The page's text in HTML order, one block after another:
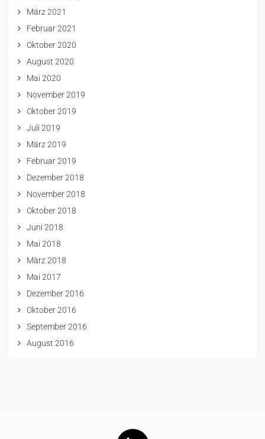
März 2021
Februar 2021
Oktober 2020
August 2020
Mai 2020
November 2019
Oktober 2019
Juli 2019
März 2019
Februar 2019
Dezember 2018
November 2018
Oktober 2018
Juni 2018
Mai 2018
März 2018
Mai 2017
Dezember 2016
Oktober 2016
September 2016
August 2016